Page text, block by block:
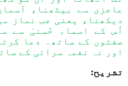
عاجزی سے بیٹھنا،
دیکھنا، یعنی جب نماز
اُس کے اسماء حُسنیٰ سے
صفتوں کے ساتھ۔ دعا
اور نہ نغمہ سرائی کے
تشریح: